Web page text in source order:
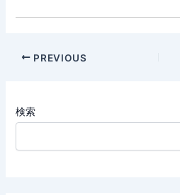
Post
PREVIOUS
検索